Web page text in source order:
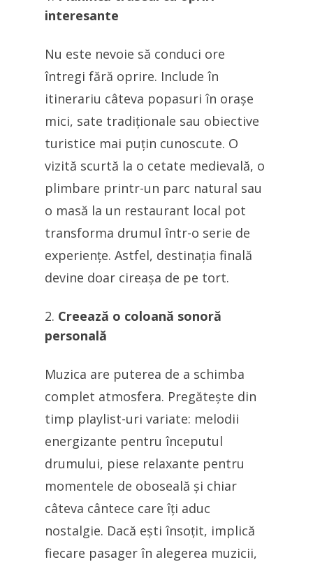
interesante
Nu este nevoie să conduci ore
întregi fără oprire. Include în
itinerariu câteva popasuri în orașe
mici, sate tradiționale sau obiective
turistice mai puțin cunoscute. O
vizită scurtă la o cetate medievală, o
plimbare printr-un parc natural sau
o masă la un restaurant local pot
transforma drumul într-o serie de
experiențe. Astfel, destinația finală
devine doar cireașa de pe tort.
Creează o coloană sonoră
personală
Muzica are puterea de a schimba
complet atmosfera. Pregătește din
timp playlist-uri variate: melodii
energizante pentru începutul
drumului, piese relaxante pentru
momentele de oboseală și chiar
câteva cântece care îți aduc
nostalgie. Dacă ești însoțit, implică
fiecare pasager în alegerea muzicii,